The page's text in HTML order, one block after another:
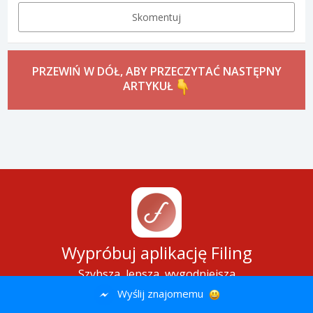
Skomentuj
PRZEWIŃ W DÓŁ, ABY PRZECZYTAĆ NASTĘPNY
ARTYKUŁ
Wyślij znajomemu